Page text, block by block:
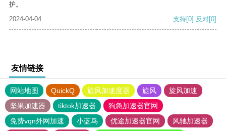
护。
2024-04-04
支持[0] 反对[0]
友情链接
网站地图 QuickQ 旋风加速度器 旋风
旋风加速
坚果加速器
tiktok加速器
狗急加速器官网
免费vqn外网加速
小蓝鸟 优途加速器官网
风驰加速器